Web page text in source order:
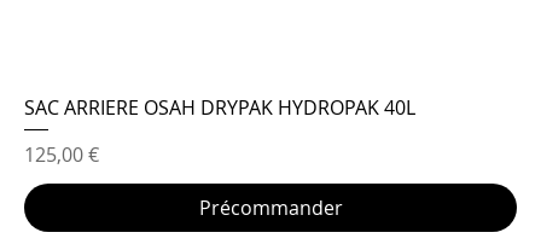
SAC ARRIERE OSAH DRYPAK HYDROPAK 40L
Prix
125,00 €
Précommander